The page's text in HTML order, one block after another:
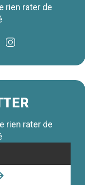
rien rater de
rien rater de